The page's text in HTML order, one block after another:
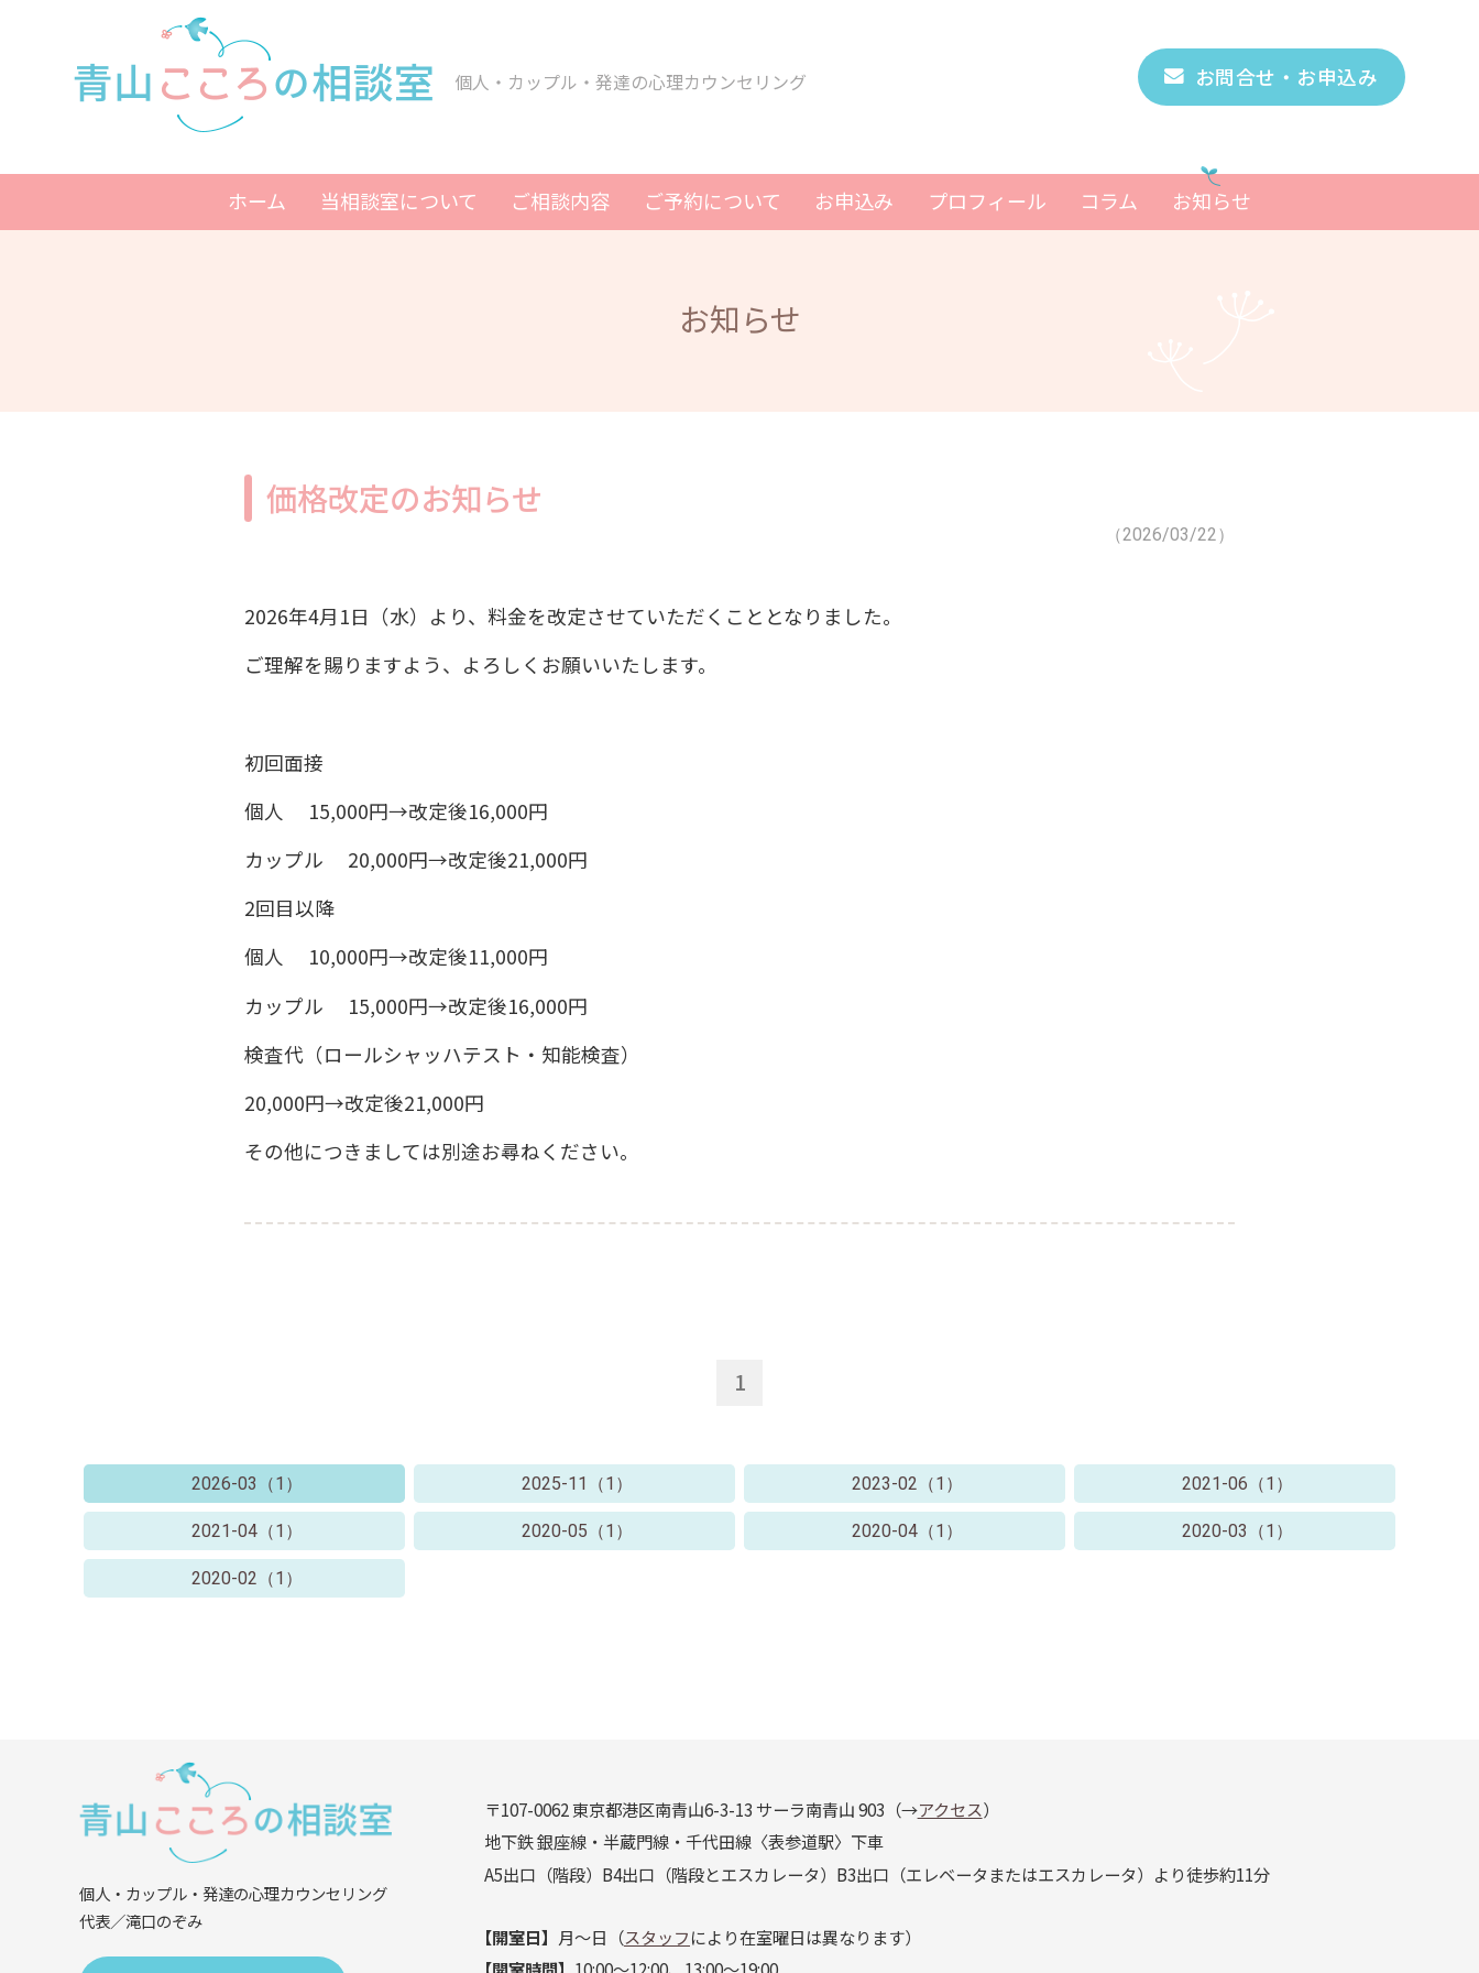
個人・カップル・発達の心理カウンセリング お問合せ・お申込み
ホーム 当相談室について ご相談内容 ご予約について お申込み プロフィール コラム お知らせ
お知らせ
価格改定のお知らせ
（2026/03/22）
2026年4月1日（水）より、料金を改定させていただくこととなりました。
ご理解を賜りますよう、よろしくお願いいたします。
初回面接
個人 15,000円→改定後16,000円
カップル 20,000円→改定後21,000円
2回目以降
個人 10,000円→改定後11,000円
カップル 15,000円→改定後16,000円
検査代（ロールシャッハテスト・知能検査）
20,000円→改定後21,000円
その他につきましては別途お尋ねください。
1
2026-03（1） 2025-11（1） 2023-02（1） 2021-06（1）
2021-04（1） 2020-05（1） 2020-04（1） 2020-03（1）
2020-02（1）
個人・カップル・発達の心理カウンセリング
代表／滝口のぞみ
〒107-0062 東京都港区南青山6-3-13 サーラ南青山 903（→アクセス）
地下鉄 銀座線・半蔵門線・千代田線〈表参道駅〉下車
A5出口（階段）B4出口（階段とエスカレータ）B3出口（エレベータまたはエスカレータ）より徒歩約11分
【開室日】 月〜日（スタッフにより在室曜日は異なります）